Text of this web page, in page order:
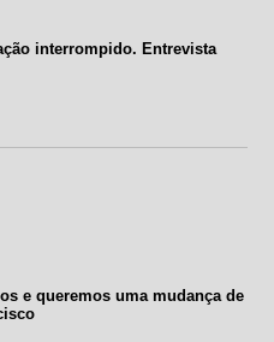
interrompido. Entrevista
e queremos uma mudança de